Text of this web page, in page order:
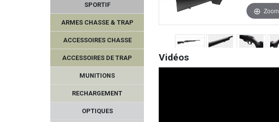
SPORTIF
ARMES CHASSE & TRAP
ACCESSOIRES CHASSE
ACCESSOIRES DE TRAP
MUNITIONS
RECHARGEMENT
OPTIQUES
FOB
BENETT
TB OUTDOORS
DANIEL DEFENSE
Zoom
Vidéos